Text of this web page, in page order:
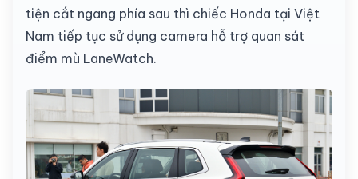
tiện cắt ngang phía sau thì chiếc Honda tại Việt
Nam tiếp tục sử dụng camera hỗ trợ quan sát
điểm mù LaneWatch.